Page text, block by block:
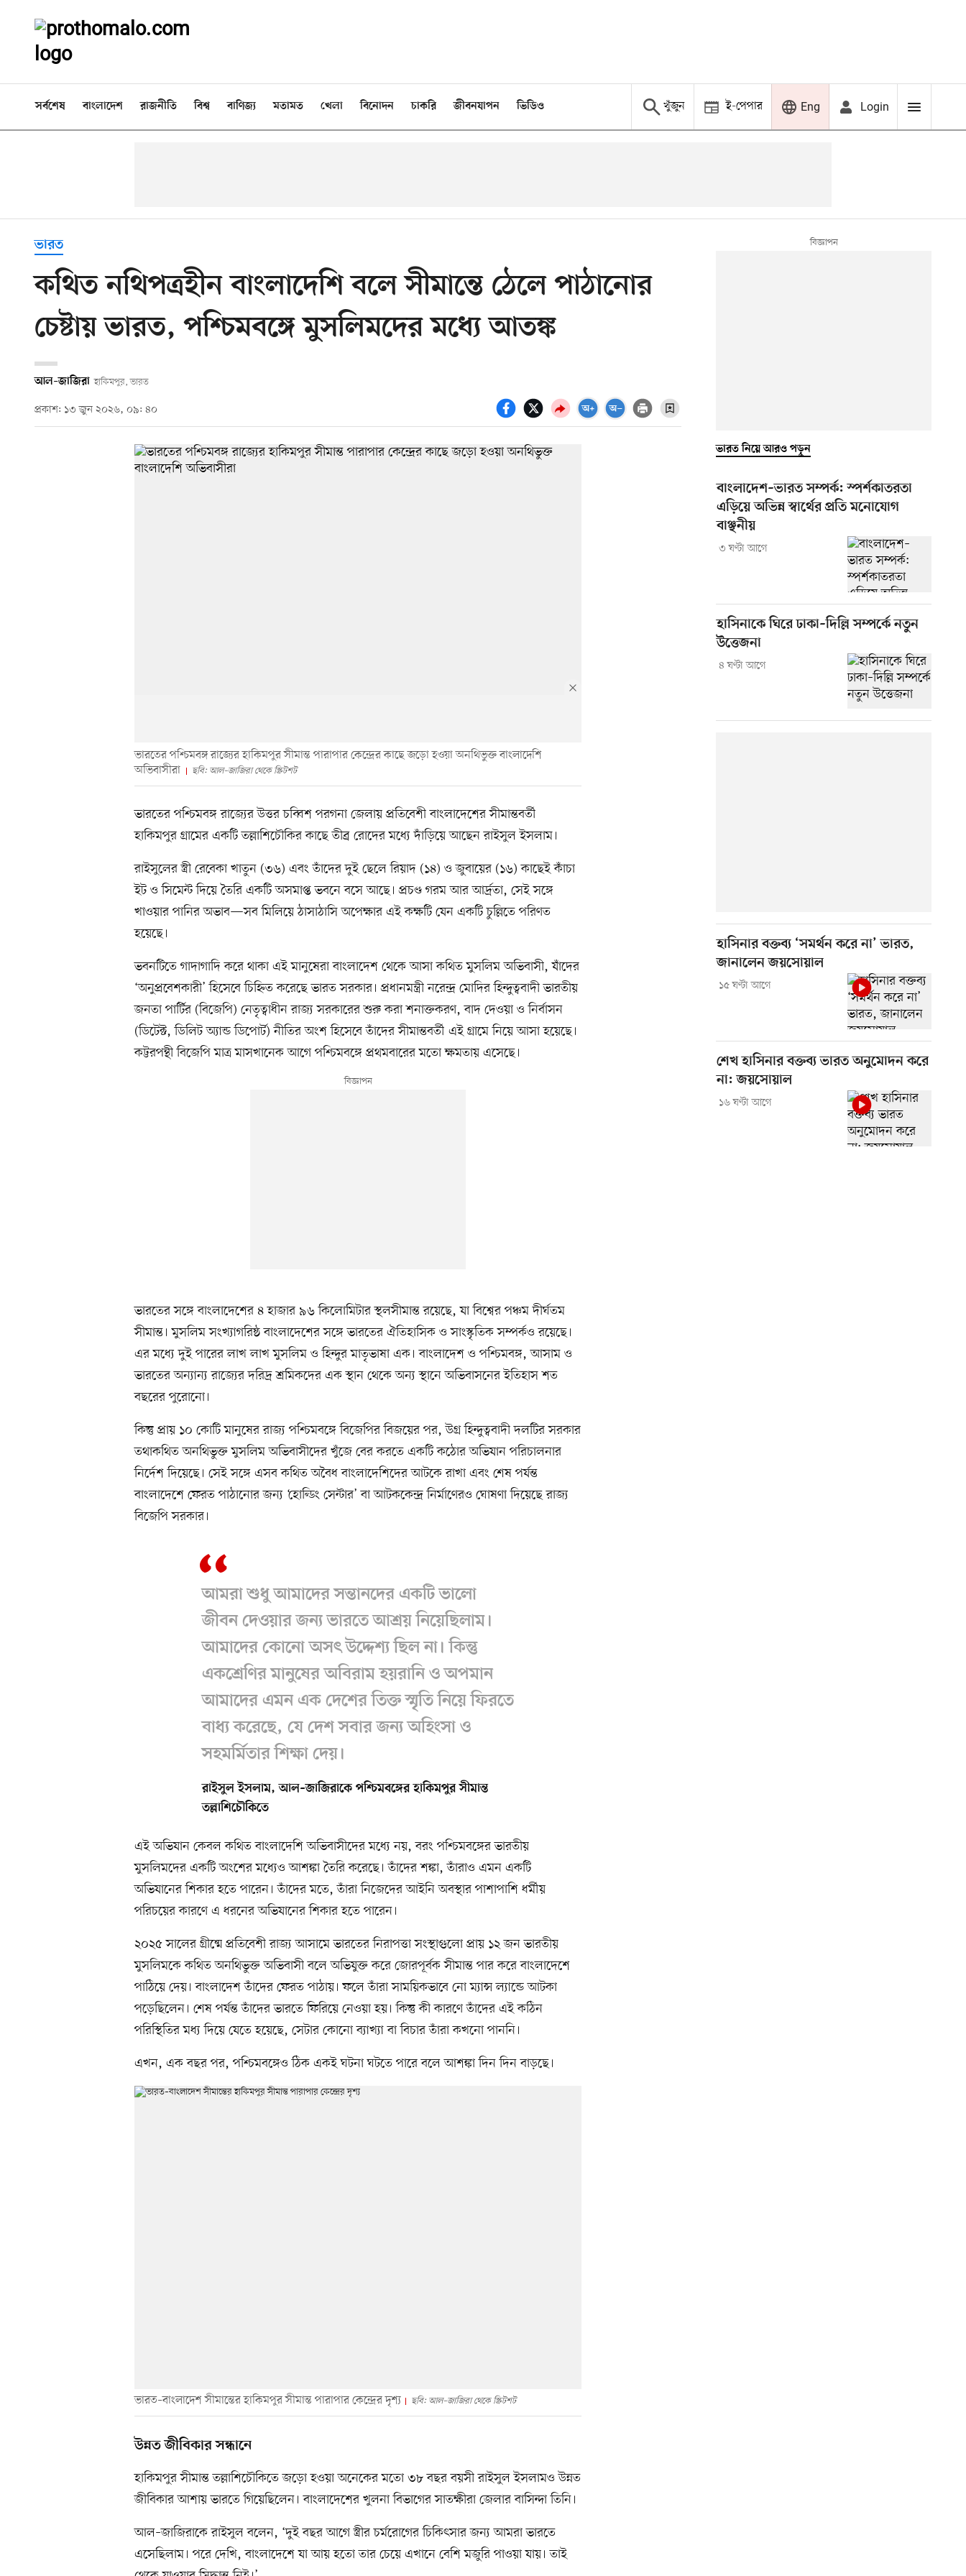
সর্বশেষ বাংলাদেশ রাজনীতি বিশ্ব বাণিজ্য মতামত খেলা বিনোদন চাকরি জীবনযাপন ভিডিও খুঁজুন ই-পেপার Eng Login
ভারত
কথিত নথিপত্রহীন বাংলাদেশি বলে সীমান্তে ঠেলে পাঠানোর
চেষ্টায় ভারত, পশ্চিমবঙ্গে মুসলিমদের মধ্যে আতঙ্ক
আল–জাজিরা হাকিমপুর, ভারত
প্রকাশ: ১৩ জুন ২০২৬, ০৯: ৪০
ভারতের পশ্চিমবঙ্গ রাজ্যের হাকিমপুর সীমান্ত পারাপার কেন্দ্রের কাছে জড়ো হওয়া অনথিভুক্ত বাংলাদেশি
অভিবাসীরা
ছবি: আল–জাজিরা থেকে স্ক্রিটশট
ভারতের পশ্চিমবঙ্গ রাজ্যের উত্তর চব্বিশ পরগনা জেলায় প্রতিবেশী বাংলাদেশের সীমান্তবর্তী
হাকিমপুর গ্রামের একটি তল্লাশিচৌকির কাছে তীব্র রোদের মধ্যে দাঁড়িয়ে আছেন রাইসুল ইসলাম।
রাইসুলের স্ত্রী রেবেকা খাতুন (৩৬) এবং তাঁদের দুই ছেলে রিয়াদ (১৪) ও জুবায়ের (১৬) কাছেই কাঁচা
ইট ও সিমেন্ট দিয়ে তৈরি একটি অসমাপ্ত ভবনে বসে আছে। প্রচণ্ড গরম আর আর্দ্রতা, সেই সঙ্গে
খাওয়ার পানির অভাব—সব মিলিয়ে ঠাসাঠাসি অপেক্ষার এই কক্ষটি যেন একটি চুল্লিতে পরিণত
হয়েছে।
ভবনটিতে গাদাগাদি করে থাকা এই মানুষেরা বাংলাদেশ থেকে আসা কথিত মুসলিম অভিবাসী, যাঁদের
‘অনুপ্রবেশকারী’ হিসেবে চিহ্নিত করেছে ভারত সরকার। প্রধানমন্ত্রী নরেন্দ্র মোদির হিন্দুত্ববাদী ভারতীয়
জনতা পার্টির (বিজেপি) নেতৃত্বাধীন রাজ্য সরকারের শুরু করা শনাক্তকরণ, বাদ দেওয়া ও নির্বাসন
(ডিটেক্ট, ডিলিট অ্যান্ড ডিপোর্ট) নীতির অংশ হিসেবে তাঁদের সীমান্তবর্তী এই গ্রামে নিয়ে আসা হয়েছে।
কট্টরপন্থী বিজেপি মাত্র মাসখানেক আগে পশ্চিমবঙ্গে প্রথমবারের মতো ক্ষমতায় এসেছে।
ভারতের সঙ্গে বাংলাদেশের ৪ হাজার ৯৬ কিলোমিটার স্থলসীমান্ত রয়েছে, যা বিশ্বের পঞ্চম দীর্ঘতম
সীমান্ত। মুসলিম সংখ্যাগরিষ্ঠ বাংলাদেশের সঙ্গে ভারতের ঐতিহাসিক ও সাংস্কৃতিক সম্পর্কও রয়েছে।
এর মধ্যে দুই পারের লাখ লাখ মুসলিম ও হিন্দুর মাতৃভাষা এক। বাংলাদেশ ও পশ্চিমবঙ্গ, আসাম ও
ভারতের অন্যান্য রাজ্যের দরিদ্র শ্রমিকদের এক স্থান থেকে অন্য স্থানে অভিবাসনের ইতিহাস শত
বছরের পুরোনো।
কিন্তু প্রায় ১০ কোটি মানুষের রাজ্য পশ্চিমবঙ্গে বিজেপির বিজয়ের পর, উগ্র হিন্দুত্ববাদী দলটির সরকার
তথাকথিত অনথিভুক্ত মুসলিম অভিবাসীদের খুঁজে বের করতে একটি কঠোর অভিযান পরিচালনার
নির্দেশ দিয়েছে। সেই সঙ্গে এসব কথিত অবৈধ বাংলাদেশিদের আটকে রাখা এবং শেষ পর্যন্ত
বাংলাদেশে ফেরত পাঠানোর জন্য ‘হোল্ডিং সেন্টার’ বা আটককেন্দ্র নির্মাণেরও ঘোষণা দিয়েছে রাজ্য
বিজেপি সরকার।
আমরা শুধু আমাদের সন্তানদের একটি ভালো
জীবন দেওয়ার জন্য ভারতে আশ্রয় নিয়েছিলাম।
আমাদের কোনো অসৎ উদ্দেশ্য ছিল না। কিন্তু
একশ্রেণির মানুষের অবিরাম হয়রানি ও অপমান
আমাদের এমন এক দেশের তিক্ত স্মৃতি নিয়ে ফিরতে
বাধ্য করেছে, যে দেশ সবার জন্য অহিংসা ও
সহমর্মিতার শিক্ষা দেয়।
রাইসুল ইসলাম, আল–জাজিরাকে পশ্চিমবঙ্গের হাকিমপুর সীমান্ত
তল্লাশিচৌকিতে
এই অভিযান কেবল কথিত বাংলাদেশি অভিবাসীদের মধ্যে নয়, বরং পশ্চিমবঙ্গের ভারতীয়
মুসলিমদের একটি অংশের মধ্যেও আশঙ্কা তৈরি করেছে। তাঁদের শঙ্কা, তাঁরাও এমন একটি
অভিযানের শিকার হতে পারেন। তাঁদের মতে, তাঁরা নিজেদের আইনি অবস্থার পাশাপাশি ধর্মীয়
পরিচয়ের কারণে এ ধরনের অভিযানের শিকার হতে পারেন।
২০২৫ সালের গ্রীষ্মে প্রতিবেশী রাজ্য আসামে ভারতের নিরাপত্তা সংস্থাগুলো প্রায় ১২ জন ভারতীয়
মুসলিমকে কথিত অনথিভুক্ত অভিবাসী বলে অভিযুক্ত করে জোরপূর্বক সীমান্ত পার করে বাংলাদেশে
পাঠিয়ে দেয়। বাংলাদেশ তাঁদের ফেরত পাঠায়। ফলে তাঁরা সাময়িকভাবে নো ম্যান্স ল্যান্ডে আটকা
পড়েছিলেন। শেষ পর্যন্ত তাঁদের ভারতে ফিরিয়ে নেওয়া হয়। কিন্তু কী কারণে তাঁদের এই কঠিন
পরিস্থিতির মধ্য দিয়ে যেতে হয়েছে, সেটার কোনো ব্যাখ্যা বা বিচার তাঁরা কখনো পাননি।
এখন, এক বছর পর, পশ্চিমবঙ্গেও ঠিক একই ঘটনা ঘটতে পারে বলে আশঙ্কা দিন দিন বাড়ছে।
ভারত–বাংলাদেশ সীমান্তের হাকিমপুর সীমান্ত পারাপার কেন্দ্রের দৃশ্য ছবি: আল–জাজিরা থেকে স্ক্রিটশট
উন্নত জীবিকার সন্ধানে
হাকিমপুর সীমান্ত তল্লাশিচৌকিতে জড়ো হওয়া অনেকের মতো ৩৮ বছর বয়সী রাইসুল ইসলামও উন্নত
জীবিকার আশায় ভারতে গিয়েছিলেন। বাংলাদেশের খুলনা বিভাগের সাতক্ষীরা জেলার বাসিন্দা তিনি।
আল–জাজিরাকে রাইসুল বলেন, ‘দুই বছর আগে স্ত্রীর চর্মরোগের চিকিৎসার জন্য আমরা ভারতে
এসেছিলাম। পরে দেখি, বাংলাদেশে যা আয় হতো তার চেয়ে এখানে বেশি মজুরি পাওয়া যায়। তাই
ভারত নিয়ে আরও পড়ুন
বাংলাদেশ–ভারত সম্পর্ক: স্পর্শকাতরতা
এড়িয়ে অভিন্ন স্বার্থের প্রতি মনোযোগ
বাঞ্ছনীয়
৩ ঘণ্টা আগে
হাসিনাকে ঘিরে ঢাকা–দিল্লি সম্পর্কে নতুন
উত্তেজনা
৪ ঘণ্টা আগে
হাসিনার বক্তব্য ‘সমর্থন করে না’ ভারত,
জানালেন জয়সোয়াল
১৫ ঘণ্টা আগে
শেখ হাসিনার বক্তব্য ভারত অনুমোদন করে
না: জয়সোয়াল
১৬ ঘণ্টা আগে